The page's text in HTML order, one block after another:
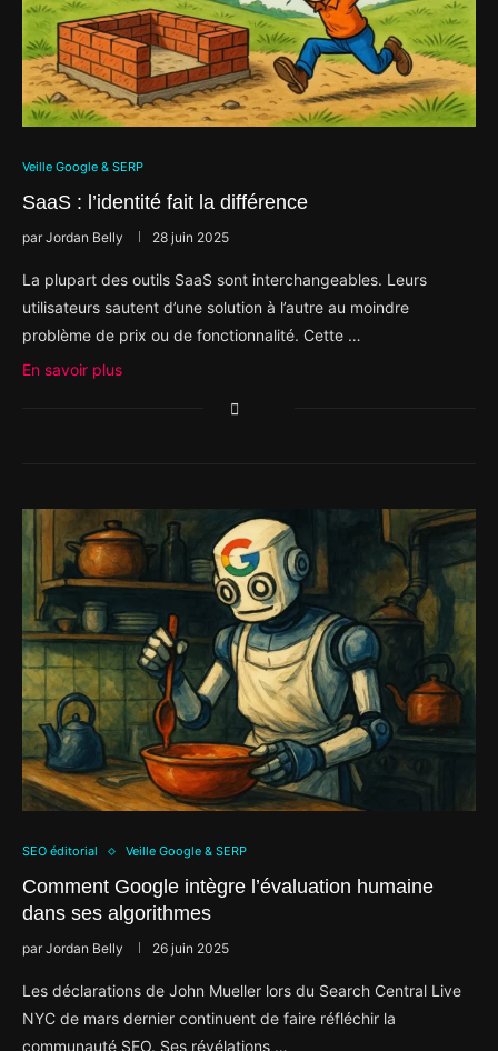
Veille Google & SERP
SaaS : l’identité fait la différence
parJordan Belly 28 juin 2025
La plupart des outils SaaS sont interchangeables. Leurs
utilisateurs sautent d’une solution à l’autre au moindre
problème de prix ou de fonctionnalité. Cette …
En savoir plus
SEO éditorial Veille Google & SERP
Comment Google intègre l’évaluation humaine
dans ses algorithmes
parJordan Belly 26 juin 2025
Les déclarations de John Mueller lors du Search Central Live
NYC de mars dernier continuent de faire réfléchir la
communauté SEO. Ses révélations …